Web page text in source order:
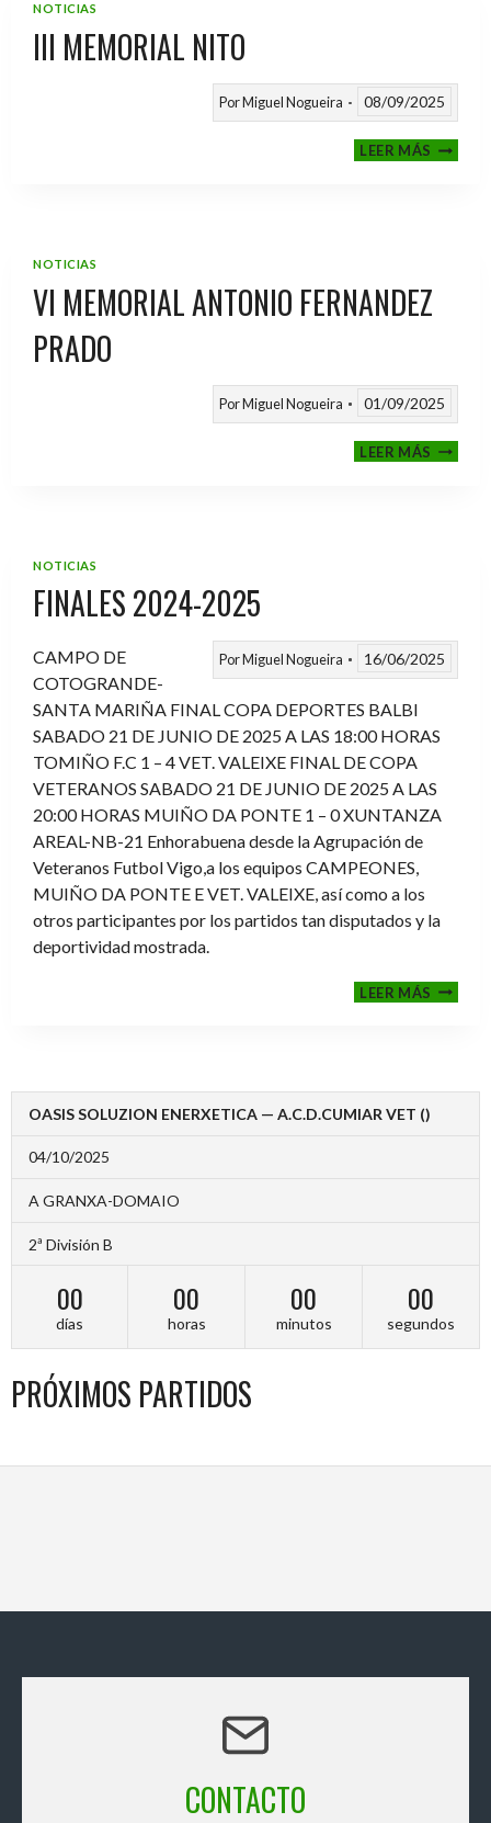
NOTICIAS
III MEMORIAL NITO
PorMiguel Nogueira 08/09/2025
LEER MÁSIII
NOTICIAS
VI MEMORIAL ANTONIO FERNANDEZ
PRADO
PorMiguel Nogueira 01/09/2025
LEER MÁSVI
NOTICIAS
FINALES 2024-2025
PorMiguel Nogueira 16/06/2025
CAMPO DE
COTOGRANDE-
SANTA MARIÑA FINAL COPA DEPORTES BALBI
SABADO 21 DE JUNIO DE 2025 A LAS 18:00 HORAS
TOMIÑO F.C 1 – 4 VET. VALEIXE FINAL DE COPA
VETERANOS SABADO 21 DE JUNIO DE 2025 A LAS
20:00 HORAS MUIÑO DA PONTE 1 – 0 XUNTANZA
AREAL-NB-21 Enhorabuena desde la Agrupación de
Veteranos Futbol Vigo,a los equipos CAMPEONES,
MUIÑO DA PONTE E VET. VALEIXE, así como a los
otros participantes por los partidos tan disputados y la
deportividad mostrada.
LEER MÁS
2024-
OASIS SOLUZION ENERXETICA — A.C.D.CUMIAR VET ()
04/10/2025
A GRANXA-DOMAIO
2ª División B
00
días
00
horas
00
minutos
00
segundos
PRÓXIMOS PARTIDOS
CONTACTO